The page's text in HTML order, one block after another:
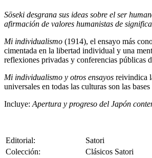
Sōseki desgrana sus ideas sobre el ser
afirmación de valores humanistas de
Mi individualismo (1914), el ensayo más
cimentada en la libertad individual y una
reflexiones privadas y conferencias públicas
Mi individualismo y otros ensayos reivindica
universales en todas las culturas son las
Incluye:Apertura y progreso del Japón
Editorial:
Satori
Colección:
Clásicos Satori